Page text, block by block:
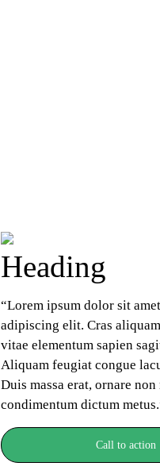
Heading
“Lorem ipsum dolor sit
adipiscing elit. Cras
vitae elementum sapien
Aliquam feugiat congue
Duis massa erat, ornare
condimentum dictum
Call to action